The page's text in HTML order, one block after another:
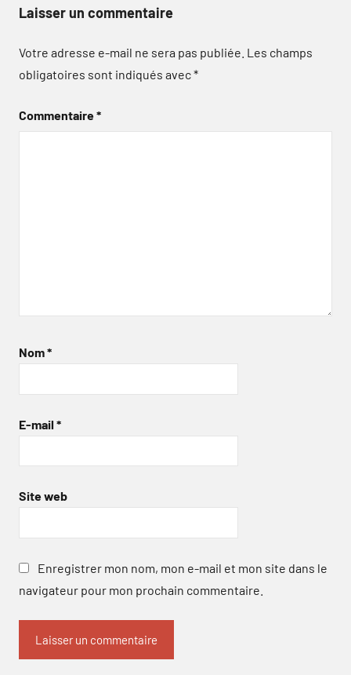
Laisser un commentaire
Votre adresse e-mail ne sera pas publiée. Les champs
obligatoires sont indiqués avec*
Commentaire*
Nom*
E-mail *
Site web
Enregistrer mon nom, mon e-mail et mon site dans le
navigateur pour mon prochain commentaire.